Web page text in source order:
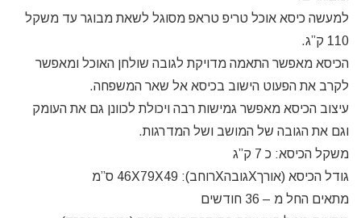
למעשה כיסא אוכל טריפ טראפ מסוגל לשאת מבוגר עד משקל
110 ק”ג.
הכיסא מאפשר התאמה מדויקת לגובה שולחן האוכל ומאפשר
לקרב את הפעוט הישוב בכיסא אל שאר המשפחה.
עיצוב הכיסא מאפשר גמישות רבה ויכולת לכוונן גם את העומק
וגם את הגובה של המושב ושל המדרגות.
משקל הכיסא: כ 7 ק”ג
גודל הכיסא (אורךXגובהXרוחב): 46X79X49 ס”מ
מתאים החל מ – 36 חודשים